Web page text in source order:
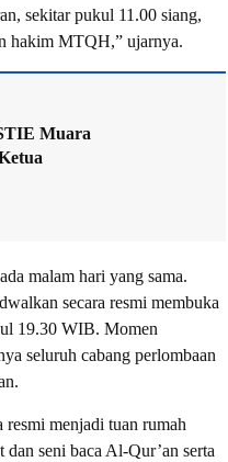
sekitar pukul 11.00 siang,
hakim MTQH,” ujarnya.
Muara
malam hari yang sama.
secara resmi membuka
19.30 WIB. Momen
seluruh cabang perlombaan
menjadi tuan rumah
seni baca Al-Qur’an serta